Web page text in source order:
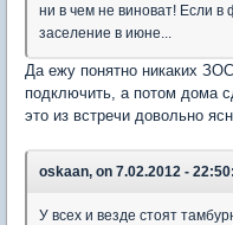
ни в чем не виноват! Если в
заселение в июне...
Да ежу понятно никаких
подключить, а потом дома
это из встречи довольно
oskaan, on 7.02.2012 - 22:50:
У всех и везде стоят